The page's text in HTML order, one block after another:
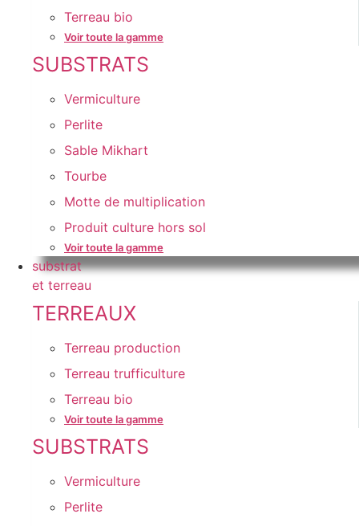
Terreau bio
Voir toute la gamme
SUBSTRATS
Vermiculture
Perlite
Sable Mikhart
Tourbe
Motte de multiplication
Produit culture hors sol
Voir toute la gamme
substrat
et terreau
TERREAUX
Terreau production
Terreau trufficulture
Terreau bio
Voir toute la gamme
SUBSTRATS
Vermiculture
Perlite